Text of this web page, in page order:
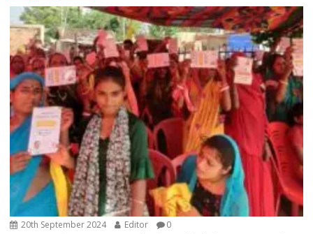
20th September 2024 Editor 0